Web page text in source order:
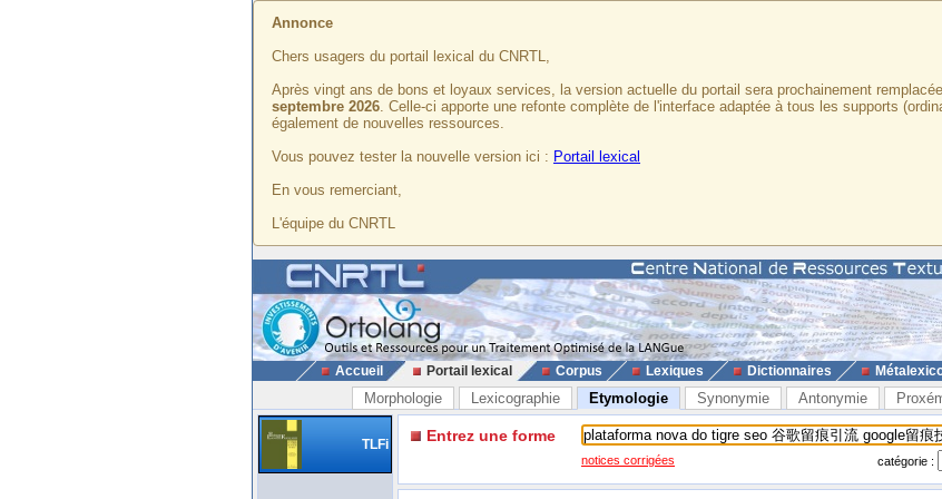
Annonce
Chers usagers du portail lexical du CNRTL,
Après vingt ans de bons et loyaux services, la version actuelle du portail sera prochainement
septembre 2026. Celle-ci apporte une refonte complète de l'interface adaptée à tous les supports
également de nouvelles ressources.
Vous pouvez tester la nouvelle version ici : Portail lexical
En vous remerciant,
L'équipe du CNRTL
Accueil Portail lexical Corpus Lexiques Dictionnaires
Morphologie Lexicographie Etymologie Synonymie Antonymie
TLFi Entrez une forme
notices corrigées catégorie :